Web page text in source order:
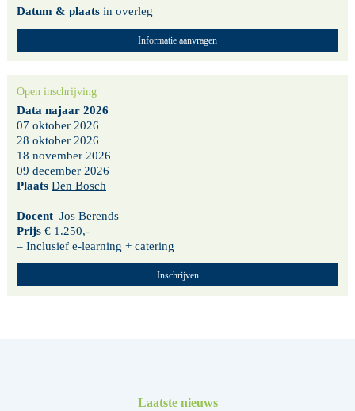
Datum & plaats in overleg
Informatie aanvragen
Open inschrijving
Data najaar 2026
07 oktober 2026
28 oktober 2026
18 november 2026
09 december 2026
Plaats Den Bosch
Docent Jos Berends
Prijs € 1.250,-
– Inclusief e-learning + catering
Inschrijven
Laatste nieuws